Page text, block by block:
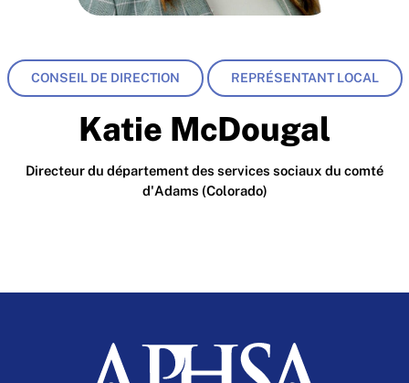
CONSEIL DE DIRECTION REPRÉSENTANT LOCAL
Katie McDougal
Directeur du département des services sociaux du comté
d'Adams (Colorado)